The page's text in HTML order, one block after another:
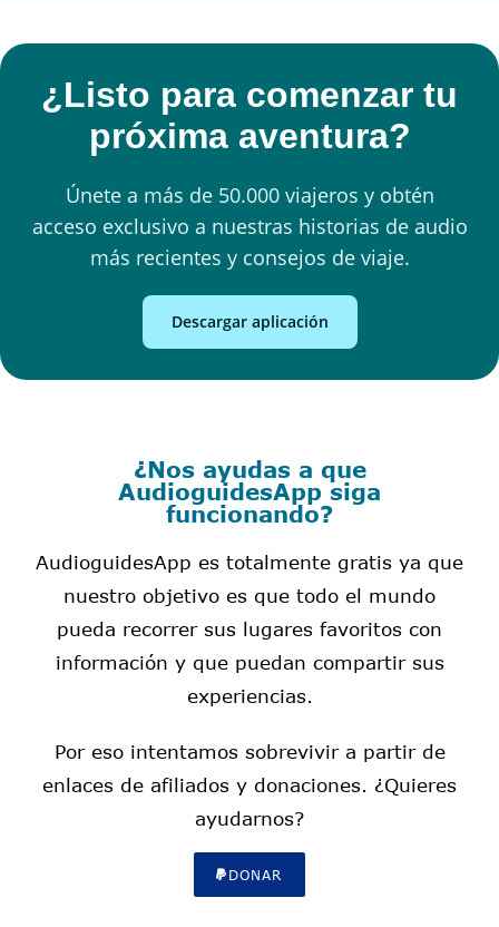
¿Listo para comenzar tu
próxima aventura?
Únete a más de 50.000 viajeros y obtén
acceso exclusivo a nuestras historias de audio
más recientes y consejos de viaje.
Descargar aplicación
¿Nos ayudas a que
AudioguidesApp siga
funcionando?
AudioguidesApp es totalmente gratis ya que
nuestro objetivo es que todo el mundo
pueda recorrer sus lugares favoritos con
información y que puedan compartir sus
experiencias.
Por eso intentamos sobrevivir a partir de
enlaces de afiliados y donaciones. ¿Quieres
ayudarnos?
DONAR